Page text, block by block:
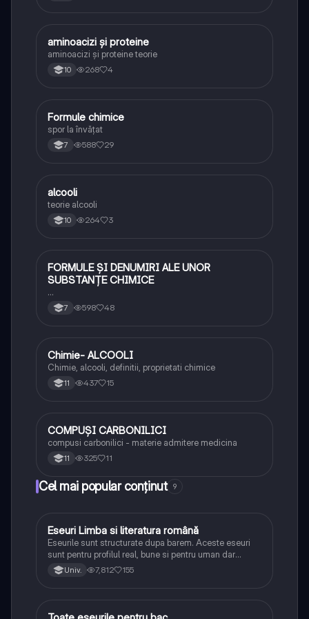
Chimie
aminoacizi și proteine
aminoacizi și proteine teorie
10 268 4
Chimie
Formule chimice
spor la învățat
7 588 29
Chimie
alcooli
teorie alcooli
10 264 3
Chimie
FORMULE ȘI DENUMIRI ALE UNOR
SUBSTANȚE CHIMICE
…
7 598 48
Chimie
Chimie- ALCOOLI
Chimie, alcooli, definitii, proprietati chimice
11 437 15
Chimie
COMPUȘI CARBONILICI
compusi carbonilici - materie admitere medicina
11 325 11
Cel mai popular conținut 9
Limba și literatura română
Eseuri Limba si literatura română
Eseurile sunt structurate dupa barem. Aceste eseuri
sunt pentru profilul real, bune si pentru uman dar
lipsesc relatiile dintre personaje si caracrerizarile.
Univ. 7,812 155
Limba și literatura română